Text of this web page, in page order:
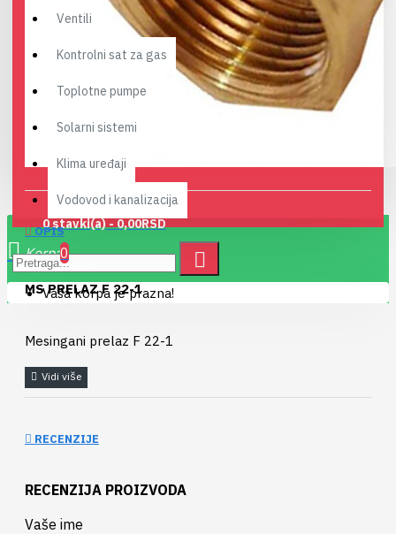
0 stavki(a) - 0,00RSD
0
Vaša korpa je prazna!
Ventili
Kontrolni sat za gas
Toplotne pumpe
Solarni sistemi
Klima uređaji
Vodovod i kanalizacija
OPIS
MS PRELAZ F 22-1
Mesingani prelaz F 22-1
RECENZIJE
RECENZIJA PROIZVODA
Vaše ime